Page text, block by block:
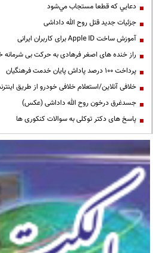
دعايي كه قطعا مستجاب مي‌شود
جزئیات جدید قتل روح الله داداشی
آموزش ساخت Apple ID برای کاربران ایرانی
راز خنده های اصغر فرهادی به حرکت بی شرمانه
پرداخت ۱۰۰ درصد پاداش پایان خدمت فرهنگیان
خلافی آنلاین/استعلام خلافی خودرو از طریق
جسدغرق درخون روح الله داداشی (عکس)
پاسخ های دکتر توکلی به سوالات کنکوری ها